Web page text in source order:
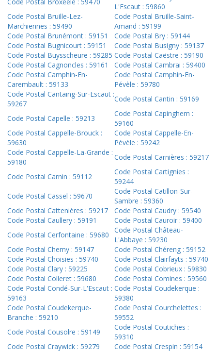
Code Postal Broxeele : 59470
L'Escaut : 59860
Code Postal Bruille-Lez-
Marchiennes : 59490
Code Postal Bruille-Saint-
Amand : 59199
Code Postal Brunémont : 59151
Code Postal Bry : 59144
Code Postal Bugnicourt : 59151
Code Postal Busigny : 59137
Code Postal Buysscheure : 59285 Code Postal Caëstre : 59190
Code Postal Cagnoncles : 59161
Code Postal Cambrai : 59400
Code Postal Camphin-En-
Carembault : 59133
Code Postal Camphin-En-
Pévèle : 59780
Code Postal Cantaing-Sur-Escaut :
59267
Code Postal Cantin : 59169
Code Postal Capelle : 59213
Code Postal Capinghem :
59160
Code Postal Cappelle-Brouck :
59630
Code Postal Cappelle-En-
Pévèle : 59242
Code Postal Cappelle-La-Grande :
59180
Code Postal Carnières : 59217
Code Postal Carnin : 59112
Code Postal Cartignies :
59244
Code Postal Cassel : 59670
Code Postal Catillon-Sur-
Sambre : 59360
Code Postal Cattenières : 59217
Code Postal Caudry : 59540
Code Postal Caullery : 59191
Code Postal Cauroir : 59400
Code Postal Cerfontaine : 59680
Code Postal Château-
L'Abbaye : 59230
Code Postal Chemy : 59147
Code Postal Chéreng : 59152
Code Postal Choisies : 59740
Code Postal Clairfayts : 59740
Code Postal Clary : 59225
Code Postal Cobrieux : 59830
Code Postal Colleret : 59680
Code Postal Comines : 59560
Code Postal Condé-Sur-L'Escaut :
59163
Code Postal Coudekerque :
59380
Code Postal Coudekerque-
Branche : 59210
Code Postal Courchelettes :
59552
Code Postal Cousolre : 59149
Code Postal Coutiches :
59310
Code Postal Craywick : 59279
Code Postal Crespin : 59154